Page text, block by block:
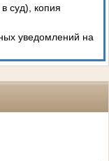
суд), копия
уведомлений на